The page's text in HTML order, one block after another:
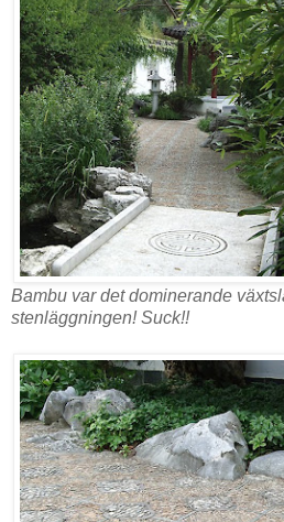
Bambu var det dominerande
stenläggningen! Suck!!